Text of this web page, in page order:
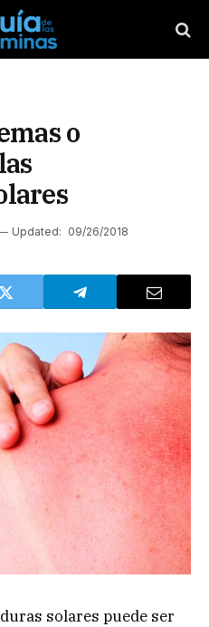
o
Updated: 09/26/2018
solares puede ser